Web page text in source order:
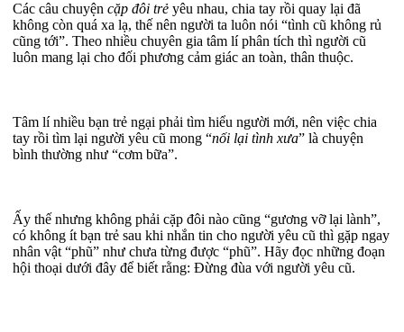
Các câu chuyện cặp đôi trẻ yêu nhau, chia tay rồi quay lại đã
không còn quá xa lạ, thế nên người ta luôn nói “tình cũ không rủ
cũng tới”. Theo nhiều chuyên gia tâm lí phân tích thì người cũ
luôn mang lại cho đối phương cảm giác an toàn, thân thuộc.
Tâm lí nhiều bạn trẻ ngại phải tìm hiểu người mới, nên việc chia
tay rồi tìm lại người yêu cũ mong “nối lại tình xưa” là chuyện
bình thường như “cơm bữa”.
Ấy thế nhưng không phải cặp đôi nào cũng “gương vỡ lại lành”,
có không ít bạn trẻ sau khi nhắn tin cho người yêu cũ thì gặp ngay
nhân vật “phũ” như chưa từng được “phũ”. Hãy đọc những đoạn
hội thoại dưới đây để biết rằng: Đừng đùa với người yêu cũ.